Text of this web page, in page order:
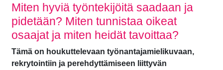
Miten hyviä työntekijöitä saadaan ja
pidetään? Miten tunnistaa oikeat
osaajat ja miten heidät tavoittaa?
Tämä on houkuttelevaan työnantajamielikuvaan,
rekrytointiin ja perehdyttämiseen liittyvän